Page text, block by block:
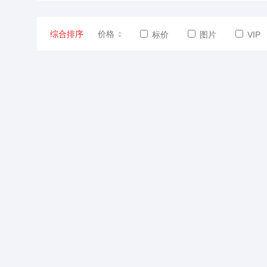
综合排序 价格 标价 图片 VIP